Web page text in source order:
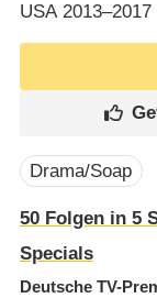
USA2013–2017
Drama/Soap
50Folgen in 5
Specials
Deutsche TV-